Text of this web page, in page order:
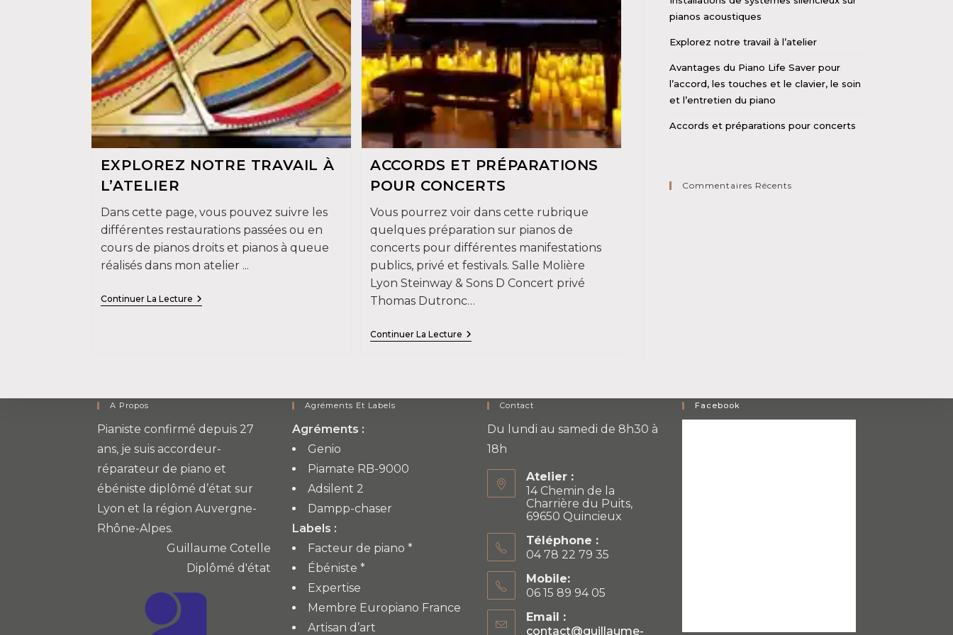
EXPLOREZ NOTRE TRAVAIL À
L’ATELIER
Dans cette page, vous pouvez suivre les
différentes restaurations passées ou en
cours de pianos droits et pianos à queue
réalisés dans mon atelier ...
Continuer La LectureExplorez
Notre
ACCORDS ET PRÉPARATIONS
POUR CONCERTS
Vous pourrez voir dans cette rubrique
quelques préparation sur pianos de
concerts pour différentes manifestations
publics, privé et festivals. Salle Molière
Lyon Steinway & Sons D Concert privé
Thomas Dutronc…
Continuer La Lecture Accords
Et
pianos acoustiques
Explorez notre travail à l’atelier
Avantages du Piano Life Saver pour
l’accord, les touches et le clavier, le soin
et l’entretien du piano
Accords et préparations pour concerts
Commentaires Récents
A Propos
Pianiste confirmé depuis 27
ans, je suis accordeur-
réparateur de piano et
ébéniste diplômé d’état sur
Lyon et la région Auvergne-
Rhône-Alpes.
Guillaume Cotelle
Diplômé d'état
Agréments Et Labels
Agréments :
Genio
Piamate RB-9000
Adsilent 2
Dampp-chaser
Labels :
Facteur de piano *
Ébéniste *
Expertise
Membre Europiano France
Artisan d’art
Contact
Du lundi au samedi de 8h30 à
18h
Atelier :
14 Chemin de la
Charrière du Puits,
69650 Quincieux
Téléphone :
04 78 22 79 35
Mobile:
06 15 89 94 05
Email :
contact@guillaume-
Facebook